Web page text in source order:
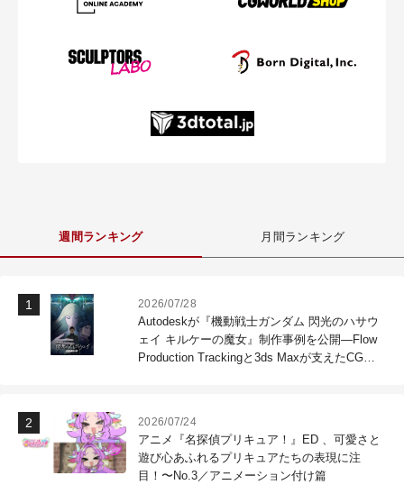
週間ランキング 月間ランキング
2026/07/28
Autodeskが『機動戦士ガンダム 閃光のハサウ
ェイ キルケーの魔女』制作事例を公開―Flow
Production Trackingと3ds Maxが支えたCG制
2026/07/24
アニメ『名探偵プリキュア！』ED 、可愛さと
遊び心あふれるプリキュアたちの表現に注
目！〜No.3／アニメーション付け篇